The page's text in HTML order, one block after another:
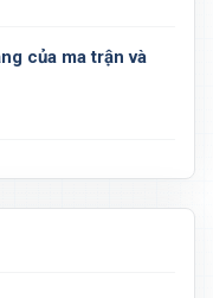
của ma trận và